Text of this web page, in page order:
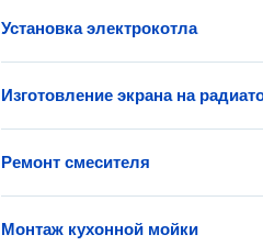
Установка электрокотла
Изготовление экрана на
Ремонт смесителя
Монтаж кухонной мойки